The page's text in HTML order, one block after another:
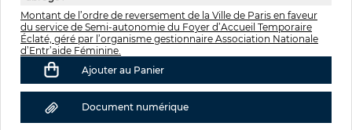
Montant de l’ordre de reversement de la Ville de Paris en faveur
du service de Semi-autonomie du Foyer d’Accueil Temporaire
Éclaté, géré par l’organisme gestionnaire Association Nationale
d’Entr’aide Féminine.
Ajouter au Panier
Document numérique